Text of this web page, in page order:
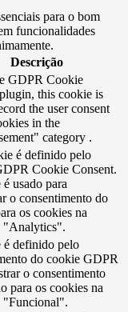
para o bom
funcionalidades
Descrição
GDPR Cookie
this cookie is
the user consent
in the
category .
é definido pelo
Cookie Consent.
usado para
o consentimento do
os cookies na
"Analytics".
é definido pelo
do cookie GDPR
o consentimento
para os cookies na
"Funcional".